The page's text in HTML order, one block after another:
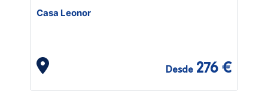
Casa Leonor
Desde 276 €